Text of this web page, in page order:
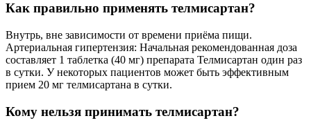
Как правильно применять телмисартан?
Внутрь, вне зависимости от времени приёма пищи.
Артериальная гипертензия: Начальная рекомендованная доза
составляет 1 таблетка (40 мг) препарата Телмисартан один раз
в сутки. У некоторых пациентов может быть эффективным
прием 20 мг телмисартана в сутки.
Кому нельзя принимать телмисартан?